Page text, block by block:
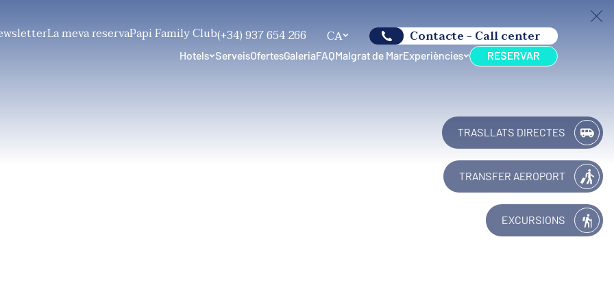
La meva reservaPapi Family Club(+34) 937 654 266 CA Contacte - Call center
Hotels ServeisOfertesGaleriaFAQMalgrat de MarExperiències RESERVAR
TRASLLATS DIRECTES
EXCURSIONS
TRANSFER AEROPORT